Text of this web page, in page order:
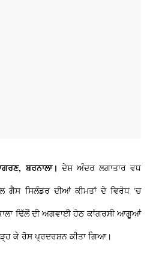
ਬਰਨਾਲਾ।ਦੇਸ਼ ਅੰਦਰ ਲਗਾਤਾਰ ਵਧ
ਗੈਸ ਸਿਲੰਡਰ ਦੀਆਂ ਕੀਮਤਾਂ ਦੇ ਵਿਰੋਧ ’ਚ
ਢਿੱਲੋਂ ਦੀ ਅਗਵਾਈ ਹੇਠ ਕਾਂਗਰਸੀ ਆਗੂਆਂ
ਕੇ ਰੋਸ ਪ੍ਰਦਰਸ਼ਨ ਕੀਤਾ ਗਿਆ।